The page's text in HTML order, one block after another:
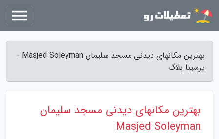
بهترین مکانهای دیدنی مسجد سلیمان Masjed Soleyman -
پرسینا بلاگ
بهترین مکانهای دیدنی مسجد سلیمان
Masjed Soleyman